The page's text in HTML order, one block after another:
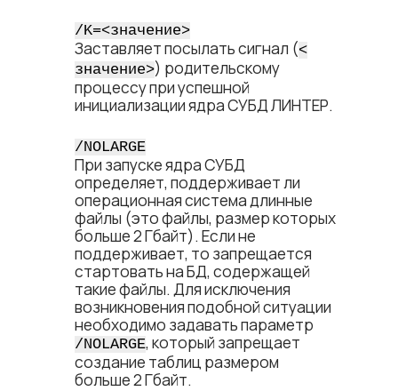
/K=<​значение​>
Заставляет посылать сигнал (<​
значение​>) родительскому
процессу при успешной
инициализации ядра СУБД ЛИНТЕР.
/NOLARGE
При запуске ядра СУБД
определяет, поддерживает ли
операционная система длинные
файлы (это файлы, размер которых
больше 2 Гбайт). Если не
поддерживает, то запрещается
стартовать на БД, содержащей
такие файлы. Для исключения
возникновения подобной ситуации
необходимо задавать параметр
/NOLARGE, который запрещает
создание таблиц размером
больше 2 Гбайт.